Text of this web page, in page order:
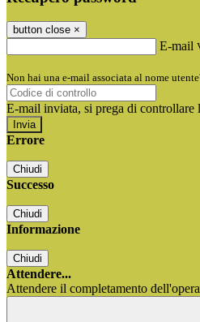
button close ×
E-mail
Non hai una e-mail associata al nome
E-mail inviata, si prega di controllare
Errore
Chiudi
Successo
Chiudi
Informazione
Chiudi
Attendere...
Attendere il completamento